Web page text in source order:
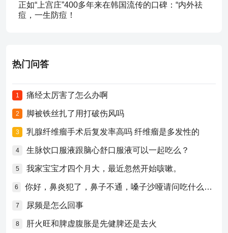
正如“上宫庄”400多年来在韩国流传的口碑：“内外祛
痘，一生防痘！
热门问答
1 痛经太厉害了怎么办啊
2 脚被铁丝扎了用打破伤风吗
3 乳腺纤维瘤手术后复发率高吗 纤维瘤是多发性的
4 生脉饮口服液跟脑心舒口服液可以一起吃么？
5 我家宝宝才四个月大，最近忽然开始咳嗽。
6 你好，鼻炎犯了，鼻子不通，嗓子沙哑请问吃什么药比较好？
7 尿频是怎么回事
8 肝火旺和脾虚腹胀是先健脾还是去火